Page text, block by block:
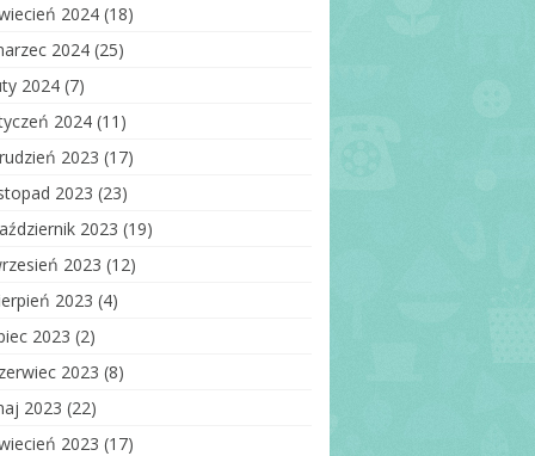
2024 (18)
2024 (25)
2024 (7)
2024 (11)
2023 (17)
2023 (23)
2023 (19)
2023 (12)
2023 (4)
2023 (2)
2023 (8)
2023 (22)
2023 (17)